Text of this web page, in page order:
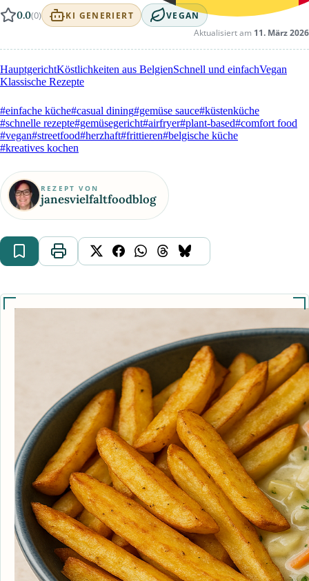
0.0(0) KI GENERIERT VEGAN
Aktualisiert am 11. März 2026
HauptgerichtKöstlichkeiten aus BelgienSchnell und einfachVegan
Klassische Rezepte
#einfache küche#casual dining#gemüse sauce#küstenküche
#schnelle rezepte#gemüsegericht#airfryer#plant-based#comfort food
#vegan#streetfood#herzhaft#frittieren#belgische küche
#kreatives kochen
REZEPT VON
janesvielfaltfoodblog